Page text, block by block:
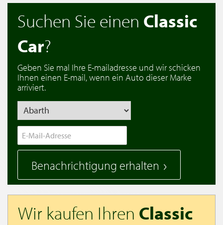
Suchen Sie einen Classic
Car?
Geben Sie mal Ihre E-mailadresse und wir schicken
Ihnen einen E-mail, wenn ein Auto dieser Marke
arriviert.
Benachrichtigung erhalten
Wir kaufen Ihren Classic